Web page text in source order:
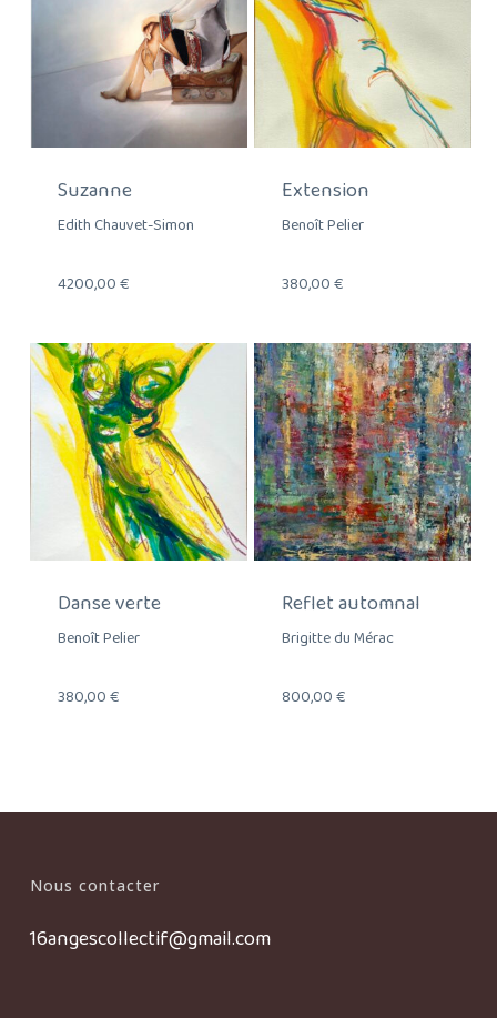
Suzanne
Edith Chauvet-Simon
4200,00€
Extension
Benoît Pelier
380,00€
Danse verte
Benoît Pelier
380,00€
Reflet automnal
Brigitte du Mérac
800,00€
Nous contacter
16angescollectif@gmail.com